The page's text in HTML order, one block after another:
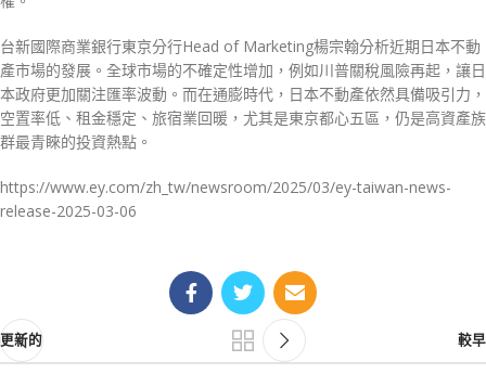
台新國際商業銀行東京分行Head of Marketing楊宗翰分析近期日本不動
產市場的發展。全球市場的不確定性增加，例如川普關稅風險再起，讓日
本政府更加關注匯率波動。而在通膨時代，日本不動產依然具備吸引力，
空置率低、租金穩定、旅宿業回暖，尤其是東京都心五區，仍是高資產族
群最青睞的投資熱點。
https://www.ey.com/zh_tw/newsroom/2025/03/ey-taiwan-news-
release-2025-03-06
更新的 較早